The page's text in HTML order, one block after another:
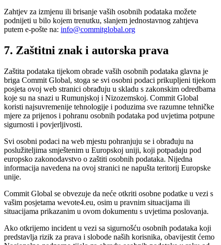
Zahtjev za izmjenu ili brisanje vaših osobnih podataka možete
podnijeti u bilo kojem trenutku, slanjem jednostavnog zahtjeva
putem e-pošte na: info@commitglobal.org
7. Zaštitni znak i autorska prava
Zaštita podataka tijekom obrade vaših osobnih podataka glavna je
briga Commit Global, stoga se svi osobni podaci prikupljeni tijekom
posjeta ovoj web stranici obrađuju u skladu s zakonskim odredbama
koje su na snazi u Rumunjskoj i Nizozemskoj. Commit Global
koristi najsuvremenije tehnologije i poduzima sve razumne tehničke
mjere za prijenos i pohranu osobnih podataka pod uvjetima potpune
sigurnosti i povjerljivosti.
Svi osobni podaci na web mjestu pohranjuju se i obrađuju na
poslužiteljima smještenim u Europskoj uniji, koji potpadaju pod
europsko zakonodavstvo o zaštiti osobnih podataka. Nijedna
informacija navedena na ovoj stranici ne napušta teritorij Europske
unije.
Commit Global se obvezuje da neće otkriti osobne podatke u vezi s
vašim posjetama wevote4.eu, osim u pravnim situacijama ili
situacijama prikazanim u ovom dokumentu s uvjetima poslovanja.
Ako otkrijemo incident u vezi sa sigurnošću osobnih podataka koji
predstavlja rizik za prava i slobode naših korisnika, obavijestit ćemo